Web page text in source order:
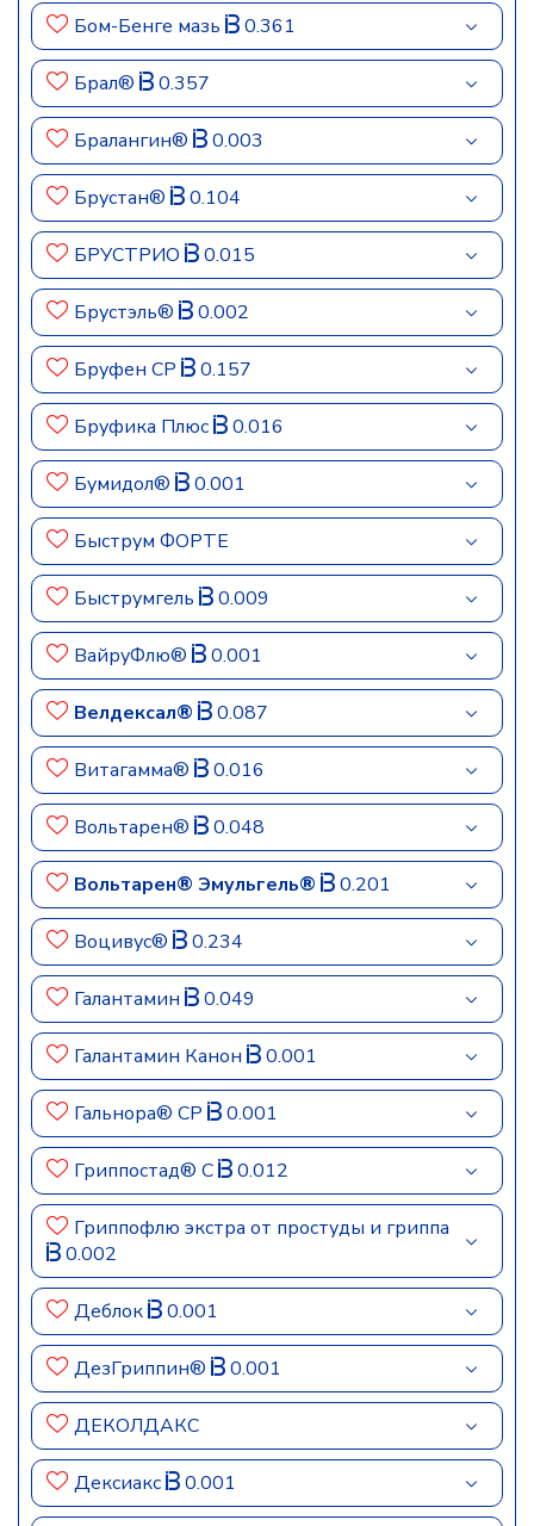
Бом-Бенге мазь 0.361
Брал® 0.357
Бралангин® 0.003
Брустан® 0.104
БРУСТРИО 0.015
Брустэль® 0.002
Бруфен СР 0.157
Бруфика Плюс 0.016
Бумидол® 0.001
Быструм ФОРТЕ
Быструмгель 0.009
ВайруФлю® 0.001
Велдексал® 0.087
Витагамма® 0.016
Вольтарен® 0.048
Вольтарен® Эмульгель® 0.201
Воцивус® 0.234
Галантамин 0.049
Галантамин Канон 0.001
Гальнора® СР 0.001
Гриппостад® С 0.012
Гриппофлю экстра от простуды и гриппа
0.002
Деблок 0.001
ДезГриппин® 0.001
ДЕКОЛДАКС
Дексиакс 0.001